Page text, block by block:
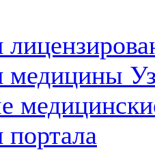
медицины